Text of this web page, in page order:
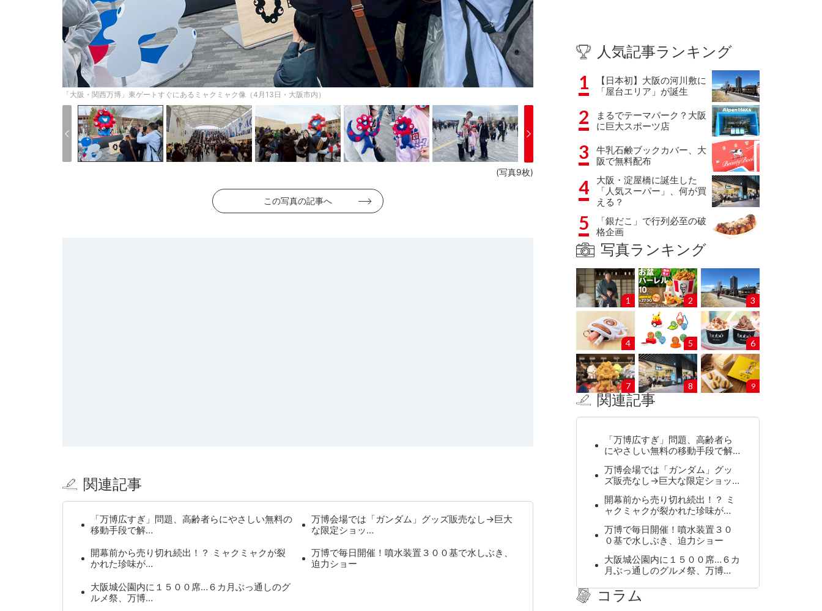
「大阪・関西万博」東ゲートすぐにあるミャクミャク像（4月13日・大阪市内）
(写真9枚)
この写真の記事へ
関連記事
「万博広すぎ」問題、高齢者らにやさしい無料の
移動手段で解…
万博会場では「ガンダム」グッズ販売なし→巨大
な限定ショッ…
開幕前から売り切れ続出！？ ミャクミャクが裂
かれた珍味が…
万博で毎日開催！噴水装置３００基で水しぶき、
迫力ショー
大阪城公園内に１５００席…６カ月ぶっ通しのグ
ルメ祭、万博…
人気記事ランキング
1
【日本初】大阪の河川敷に
「屋台エリア」が誕生
2
まるでテーマパーク？大阪
に巨大スポーツ店
3
牛乳石鹸ブックカバー、大
阪で無料配布
4
大阪・淀屋橋に誕生した
「人気スーパー」、何が買
える？
5
「銀だこ」で行列必至の破
格企画
写真ランキング
1 2 3
4 5 6
7 8 9
関連記事
「万博広すぎ」問題、高齢者ら
にやさしい無料の移動手段で解…
万博会場では「ガンダム」グッ
ズ販売なし→巨大な限定ショッ…
開幕前から売り切れ続出！？ ミ
ャクミャクが裂かれた珍味が…
万博で毎日開催！噴水装置３０
０基で水しぶき、迫力ショー
大阪城公園内に１５００席…６カ
月ぶっ通しのグルメ祭、万博…
コラム